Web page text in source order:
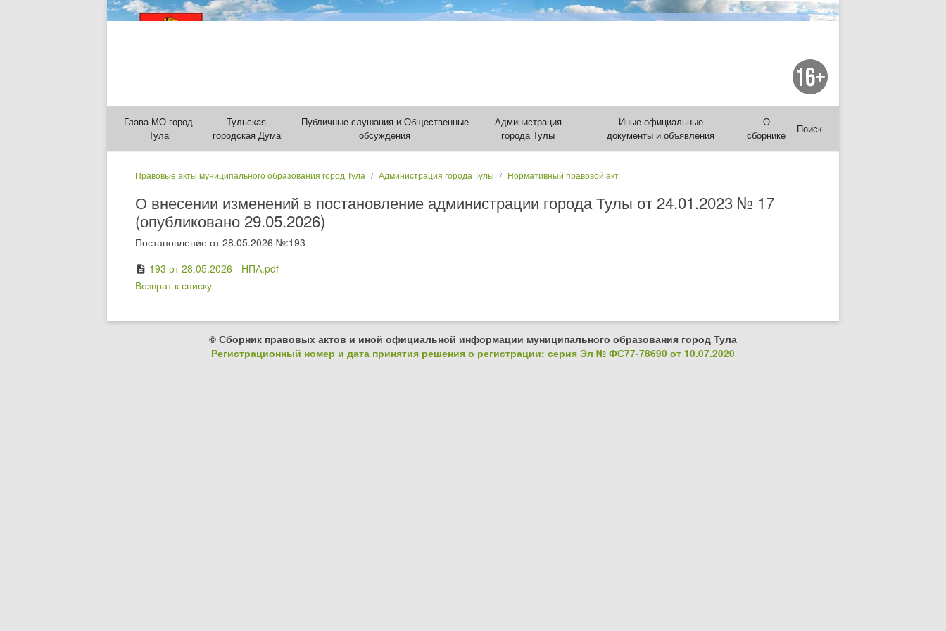
Глава МО город
Тула
Тульская
городская Дума
Публичные слушания и Общественные
обсуждения
Администрация
города Тулы
Иные официальные
документы и объявления
О
сборнике
Поиск
Правовые акты муниципального образования город Тула Администрация города Тулы Нормативный правовой акт
О внесении изменений в постановление администрации города Тулы от 24.01.2023 № 17
(опубликовано 29.05.2026)
Постановление от 28.05.2026 №:193
description 193 от 28.05.2026 - НПА.pdf
Возврат к списку
© Сборник правовых актов и иной официальной информации муниципального образования город Тула
Регистрационный номер и дата принятия решения о регистрации: серия Эл № ФС77-78690 от 10.07.2020